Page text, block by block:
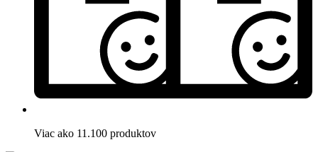
Viac ako 11.100 produktov